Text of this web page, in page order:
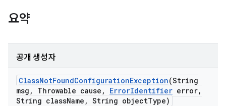
요약
공개 생성자
ClassNotFoundConfigurationException(String
msg , Throwable cause , ErrorIdentifier error,
String className , String objectType)